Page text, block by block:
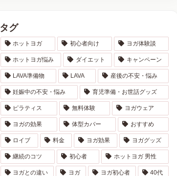
タグ
ホットヨガ 初心者向け ヨガ体験談
ホットヨガ悩み ダイエット キャンペーン
LAVA準備物 LAVA 産後の不安・悩み
妊娠中の不安・悩み 育児準備・お世話グッズ
ピラティス 無料体験 ヨガウェア
ヨガの効果 体型カバー おすすめ
ロイブ 料金 ヨガ効果 ヨガグッズ
継続のコツ 初心者 ホットヨガ 男性
ヨガとの違い ヨガ ヨガ初心者 40代